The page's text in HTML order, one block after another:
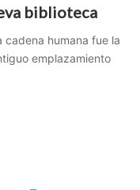
biblioteca
humana fue la
emplazamiento